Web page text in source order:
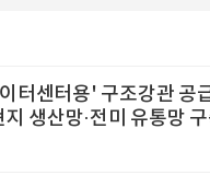
터센터용' 구조강관 공
생산망·전미 유통망